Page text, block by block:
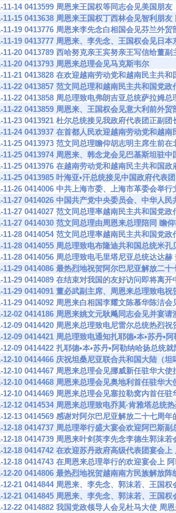
11-14 0413599 周恩来王国权等同志会见美国朋友
11-15 0413638 周恩来王国权丁西林会见智利朋
11-19 0413776 周恩来李先念白相国会见芬兰外
11-19 0413777 周恩来、李先念、王国权会见日
11-20 0413789 西哈努克亲王宾努亲王写信给董
11-20 0413793 周恩来总理会见马克斯韦尔
11-21 0413828 在欢迎越南劳动党和越南民主共
11-22 0413857 范文同总理和越南民主共和国党
11-22 0413858 周总理致电弗朗吉亚总统萨拉姆
11-22 0413859 周恩来、王国权会见意大利前外贸
11-23 0413921 杜尔总统接见我政府代表团正副
11-24 0413937 在首都人民欢迎越南劳动党和越
11-25 0413973 范文同总理瞻仰胡志明主席生前
11-25 0413974 周恩来、韩念龙会见巴基斯坦驻
11-25 0413976 在越南劳动党和越南民主共和国
11-25 0413985 叶海亚•汗总统接见中国政府代表
11-26 0414006 中共上海市委、上海市革委会举
11-27 0414026 中国共产党中央委员会、中华人
11-27 0414027 范文同总理率越南民主共和国党
11-27 0414030 范文同总理由周恩来总理陪同 瞻
11-28 0414054 范文同总理率越南民主共和国党
11-28 0414055 周总理致电布隆迪共和国总统米
11-28 0414056 周总理致电毛里塔尼亚总统达达
11-29 0414086 最热烈地祝贺阿尔巴尼亚解放二
11-29 0414089 在结束对我国的友好访问即将离
11-29 0414091 董必武副主席、周恩来总理致电祝
11-29 0414092 周恩来白相国李耀文陈慕华陈洁
12-02 0414186 周恩来姚文元耿飚同志会见并宴
12-09 0414420 周恩来总理致电尼雷尔总统热烈
12-09 0414421 周总理致电通知扎耶德•本•苏丹•
12-09 0414422 扎耶德•本•苏丹•阿勒纳哈扬总统
12-10 0414466 庆祝坦桑尼亚联合共和国大陆（
12-10 0414467 周恩来总理会见挪威新任驻华大使
12-10 0414468 周恩来总理会见奥地利首任驻华大
12-10 0414469 周恩来总理会见塞拉勒窝内首任
12-12 0414534 周恩来总理致电乔莫·肯雅塔总统
12-13 0414569 感谢对阿尔巴尼亚解放二十七周
12-18 0414737 周总理举行盛大宴会欢迎阿巴斯
12-18 0414739 周恩来叶剑英李先念李德生郭沫
12-18 0414742 在欢迎苏丹政府高级代表团宴会上
12-18 0414743 在周恩来总理举行的欢迎宴会上
12-20 0414806 最热烈地祝贺越南南方民族解放
12-21 0414844 周恩来、李先念、郭沫若、王国
12-21 0414845 周恩来、李先念、郭沫若、王国
12-22 0414882 我国党政领导人会见杜马大使 周